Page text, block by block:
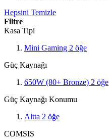
Hepsini Temizle
Filtre
Kasa Tipi
Mini Gaming 2 öğe
Güç Kaynağı
650W (80+ Bronze) 2 öğe
Güç Kaynağı Konumu
Altta 2 öğe
COMSIS